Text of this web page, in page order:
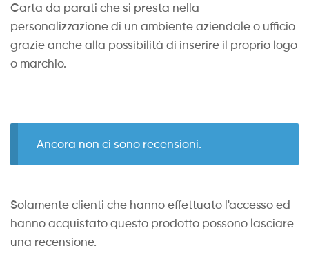
Carta da parati che si presta nella
personalizzazione di un ambiente aziendale o ufficio
grazie anche alla possibilità di inserire il proprio logo
o marchio.
Ancora non ci sono recensioni.
Solamente clienti che hanno effettuato l'accesso ed
hanno acquistato questo prodotto possono lasciare
una recensione.